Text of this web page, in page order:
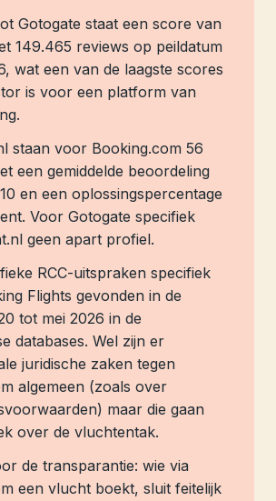
Gotogate staat een score van
149.465 reviews op peildatum
wat een van de laagste scores
is voor een platform van
staan voor Booking.com 56
een gemiddelde beoordeling
en een oplossingspercentage
Voor Gotogate specifiek
geen apart profiel.
RCC-uitspraken specifiek
Flights gevonden in de
tot mei 2026 in de
databases. Wel zijn er
juridische zaken tegen
algemeen (zoals over
maar die gaan
over de vluchtentak.
de transparantie: wie via
een vlucht boekt, sluit feitelijk